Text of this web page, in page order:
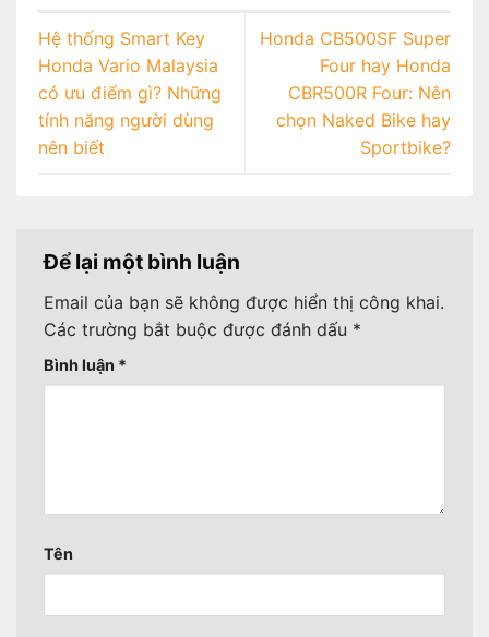
Hệ thống Smart Key
Honda Vario Malaysia
có ưu điểm gì? Những
tính năng người dùng
nên biết
Honda CB500SF Super
Four hay Honda
CBR500R Four: Nên
chọn Naked Bike hay
Sportbike?
Để lại một bình luận
Email của bạn sẽ không được hiển thị công khai.
Các trường bắt buộc được đánh dấu *
Bình luận *
Tên